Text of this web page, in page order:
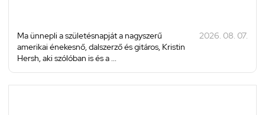
Ma ünnepli a születésnapját a nagyszerű
amerikai énekesnő, dalszerző és gitáros, Kristin
Hersh, aki szólóban is és a ...
2026. 08. 07.